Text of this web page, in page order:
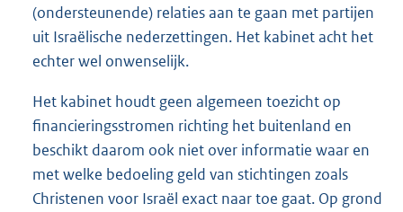
(ondersteunende) relaties aan te gaan met partijen
uit Israëlische nederzettingen. Het kabinet acht het
echter wel onwenselijk.
Het kabinet houdt geen algemeen toezicht op
financieringsstromen richting het buitenland en
beschikt daarom ook niet over informatie waar en
met welke bedoeling geld van stichtingen zoals
Christenen voor Israël exact naar toe gaat. Op grond